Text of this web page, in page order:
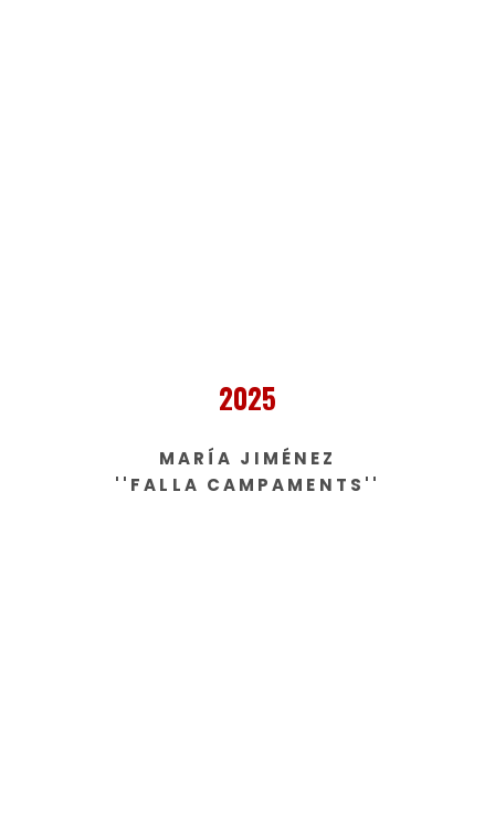
2025
MARÍA JIMÉNEZ
''FALLA CAMPAMENTS''